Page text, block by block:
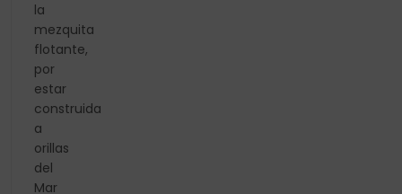
la
mezquita
flotante,
por
estar
construida
a
orillas
del
Mar